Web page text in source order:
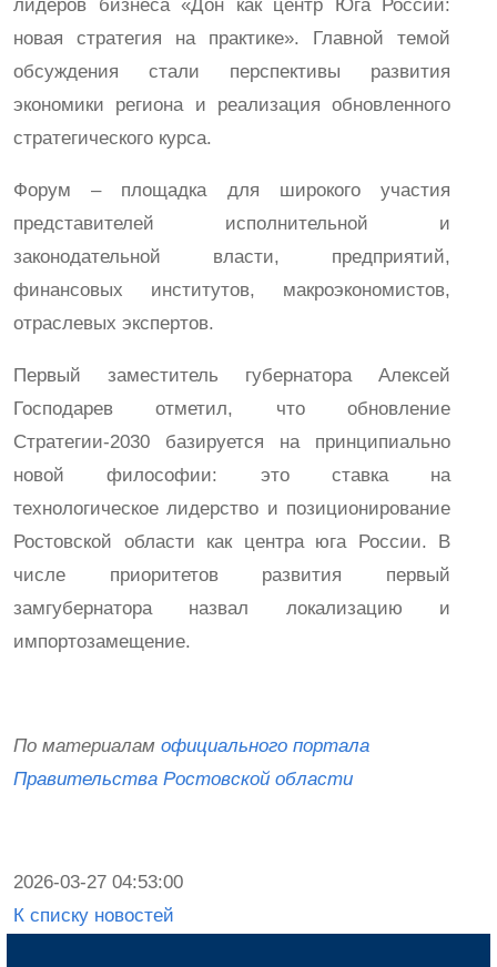
лидеров бизнеса «Дон как центр Юга России:
новая стратегия на практике». Главной темой
обсуждения стали перспективы развития
экономики региона и реализация обновленного
стратегического курса.
Форум – площадка для широкого участия
представителей исполнительной и
законодательной власти, предприятий,
финансовых институтов, макроэкономистов,
отраслевых экспертов.
Первый заместитель губернатора Алексей
Господарев отметил, что обновление
Стратегии-2030 базируется на принципиально
новой философии: это ставка на
технологическое лидерство и позиционирование
Ростовской области как центра юга России. В
числе приоритетов развития первый
замгубернатора назвал локализацию и
импортозамещение.
По материалам официального портала
Правительства Ростовской области
2026-03-27 04:53:00
К списку новостей